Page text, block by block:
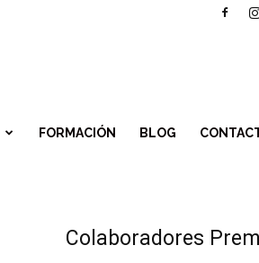
FORMACIÓN BLOG
Colaboradores